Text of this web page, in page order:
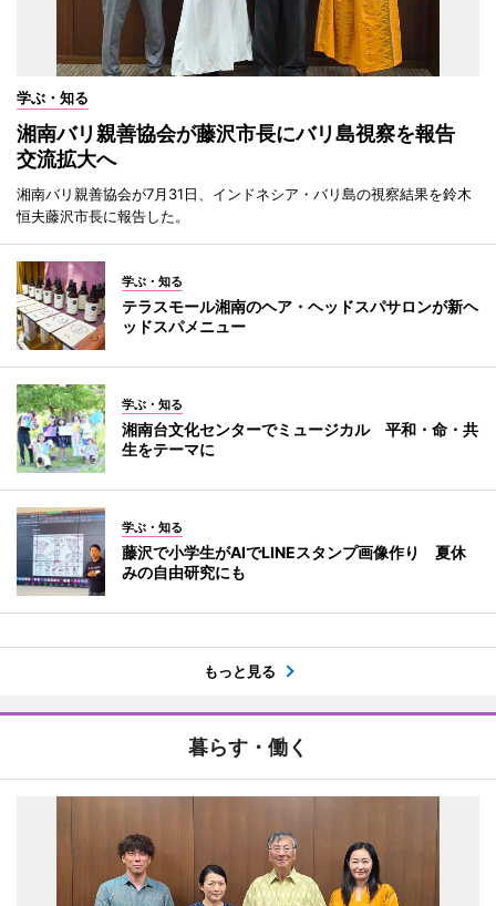
学ぶ・知る
湘南バリ親善協会が藤沢市長にバリ島視察を報告
交流拡大へ
湘南バリ親善協会が7月31日、インドネシア・バリ島の視察結果を鈴木
恒夫藤沢市長に報告した。
学ぶ・知る
テラスモール湘南のヘア・ヘッドスパサロンが新ヘ
ッドスパメニュー
学ぶ・知る
湘南台文化センターでミュージカル 平和・命・共
生をテーマに
学ぶ・知る
藤沢で小学生がAIでLINEスタンプ画像作り 夏休
みの自由研究にも
もっと見る
暮らす・働く